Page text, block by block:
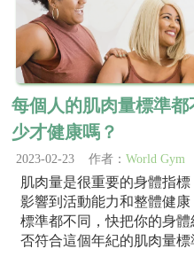
每個人的肌肉量標準
少才健康嗎？
2023-02-23 作者： World Gym
肌肉量是很重要的身體指
影響到活動能力和整體健
標準都不同，快把你的身
否符合這個年紀的肌肉量標